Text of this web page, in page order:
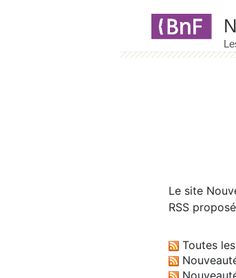
Le site
RSS
Toutes